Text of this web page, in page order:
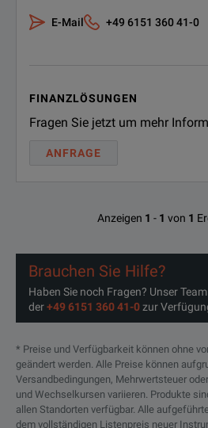
E-Mail +49 6151 360 41-0
FINANZLÖSUNGEN
Fragen Sie jetzt um mehr
ANFRAGE
Anzeigen 1 - 1 von 1
Brauchen Sie Hilfe?
Haben Sie noch Fragen? Unser
der+49 6151 360 41-0zur
* Preise und Verfügbarkeit können ohne
geändert werden. Alle Preise können
Versandbedingungen, Mehrwertsteuer
und Wechselkursen variieren. Produkte
allen Standorten verfügbar. Alle
dem vollständigen Listenpreis neuer